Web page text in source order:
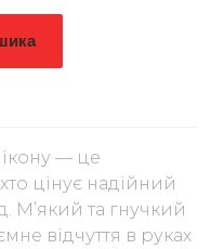
— це
цінує надійний
М’який та гнучкий
відчуття в руках